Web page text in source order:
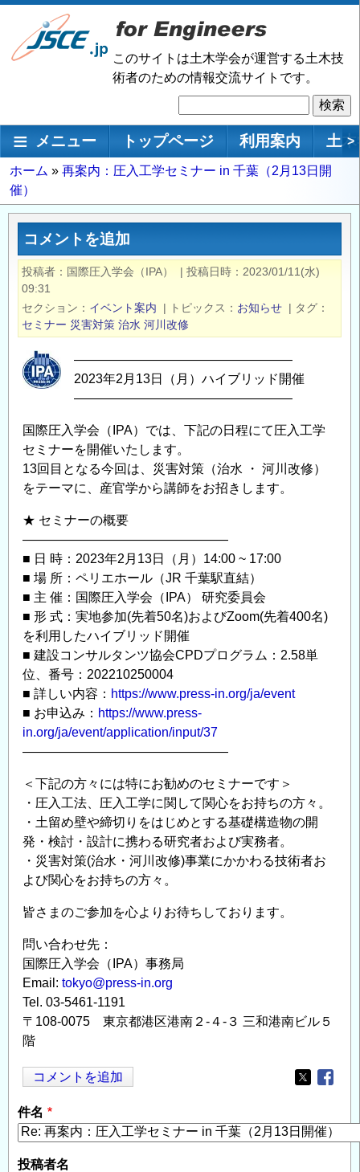
メ
ン
移
動
このサイトは土木学会が運営する土木技
術者のための情報交流サイトです。
索
メインナビゲーション
メニュー トップページ 利用案内 土 >
パ
ン
く
ホーム
再案内：圧入工学セミナー in 千葉（2月13日開
催）
コメントを追加
投稿者 国際圧入学会（IPA） | 投稿日時
2023/01/11(水)
09:31
セクション
イベント案内 | トピックス お知らせ | タグ
セミナー 災害対策 治水 河川改修
―――――――――――――――――
2023年2月13日（月）ハイブリッド開催
―――――――――――――――――
国際圧入学会（IPA）では、下記の日程にて圧入工学
セミナーを開催いたします。
13回目となる今回は、災害対策（治水 ・ 河川改修）
をテーマに、産官学から講師をお招きします。
★ セミナーの概要
————————————————
■ 日 時：2023年2月13日（月）14:00 ~ 17:00
■ 場 所：ペリエホール（JR 千葉駅直結）
■ 主 催：国際圧入学会（IPA） 研究委員会
■ 形 式：実地参加(先着50名)およびZoom(先着400名)
を利用したハイブリッド開催
■ 建設コンサルタンツ協会CPDプログラム：2.58単
位、番号：202210250004
■ 詳しい内容： https://www.press-in.org/ja/event
■ お申込み： https://www.press-
in.org/ja/event/application/input/37
————————————————
＜下記の方々には特にお勧めのセミナーです＞
・圧入工法、圧入工学に関して関心をお持ちの方々。
・土留め壁や締切りをはじめとする基礎構造物の開
発・検討・設計に携わる研究者および実務者。
・災害対策(治水・河川改修)事業にかかわる技術者お
よび関心をお持ちの方々。
皆さまのご参加を心よりお待ちしております。
問い合わせ先：
国際圧入学会（IPA）事務局
Email: tokyo@press-in.org
Tel. 03-5461-1191
〒108-0075 東京都港区港南２-４-３ 三和港南ビル５
階
コメントを追加
Opens in
件名
投稿者名